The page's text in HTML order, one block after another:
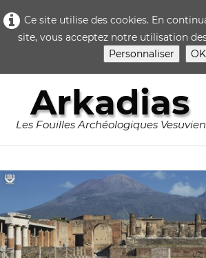
Ce site utilise des cookies. En
site, vous acceptez notre utilisation
Personnaliser
OK
Arkadias
Les Fouilles Archéologiques
Rome
Pompei
Herculanum▼